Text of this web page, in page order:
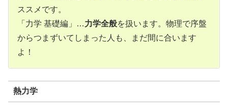
ススメです。
「力学 基礎編」…力学全般を扱います。物理で序盤
からつまずいてしまった人も、まだ間に合います
よ！
熱力学